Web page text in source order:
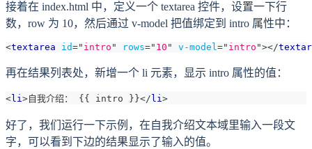
接着在 index.html 中，定义一个 textarea 控件，设置一下行
数，row 为 10，然后通过 v-model 把值绑定到 intro 属性中：
<textarea id=" intro " rows=" 10 " v-model=" intro "></
再在结果列表处，新增一个 li 元素，显示 intro 属性的值：
<li>自我介绍： {{ intro }}</ li>
好了，我们运行一下示例，在自我介绍文本域里输入一段文
字，可以看到下边的结果显示了输入的值。